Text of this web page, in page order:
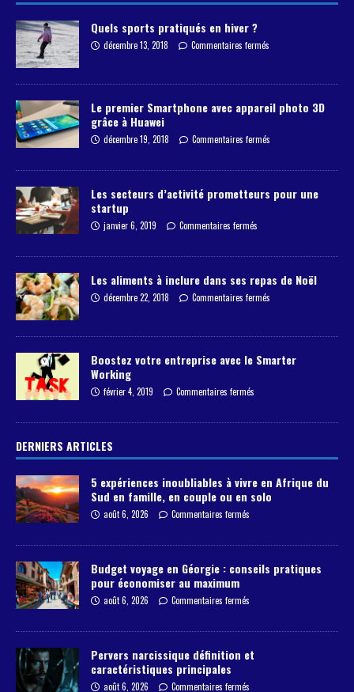
Quels sports pratiqués en hiver ?
décembre 13, 2018 Commentaires fermés
Le premier Smartphone avec appareil photo 3D
grâce à Huawei
décembre 19, 2018 Commentaires fermés
Les secteurs d’activité prometteurs pour une
startup
janvier 6, 2019 Commentaires fermés
Les aliments à inclure dans ses repas de Noël
décembre 22, 2018 Commentaires fermés
Boostez votre entreprise avec le Smarter
Working
février 4, 2019 Commentaires fermés
DERNIERS ARTICLES
5 expériences inoubliables à vivre en Afrique du
Sud en famille, en couple ou en solo
août 6, 2026 Commentaires fermés
Budget voyage en Géorgie : conseils pratiques
pour économiser au maximum
août 6, 2026 Commentaires fermés
Pervers narcissique définition et
caractéristiques principales
août 6, 2026 Commentaires fermés